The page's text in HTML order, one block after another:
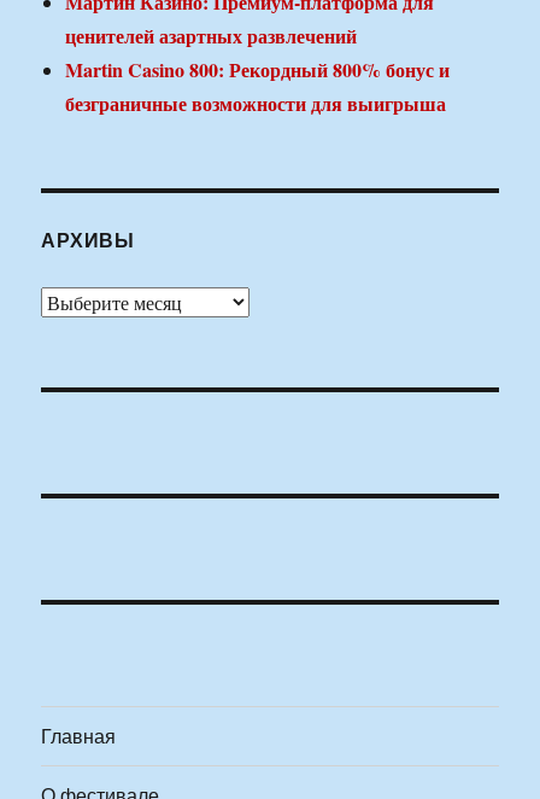
ценителей азартных развлечений
Martin Casino 800: Рекордный 800% бонус и
безграничные возможности для выигрыша
АРХИВЫ
Архивы
Главная